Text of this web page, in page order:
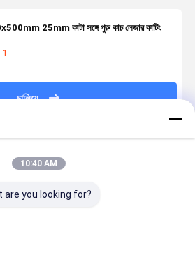
25mm কাটা সঙ্গে পুরু কাচ লেজার কাটিং
চালিয়ে
10:40 AM
are you looking for?